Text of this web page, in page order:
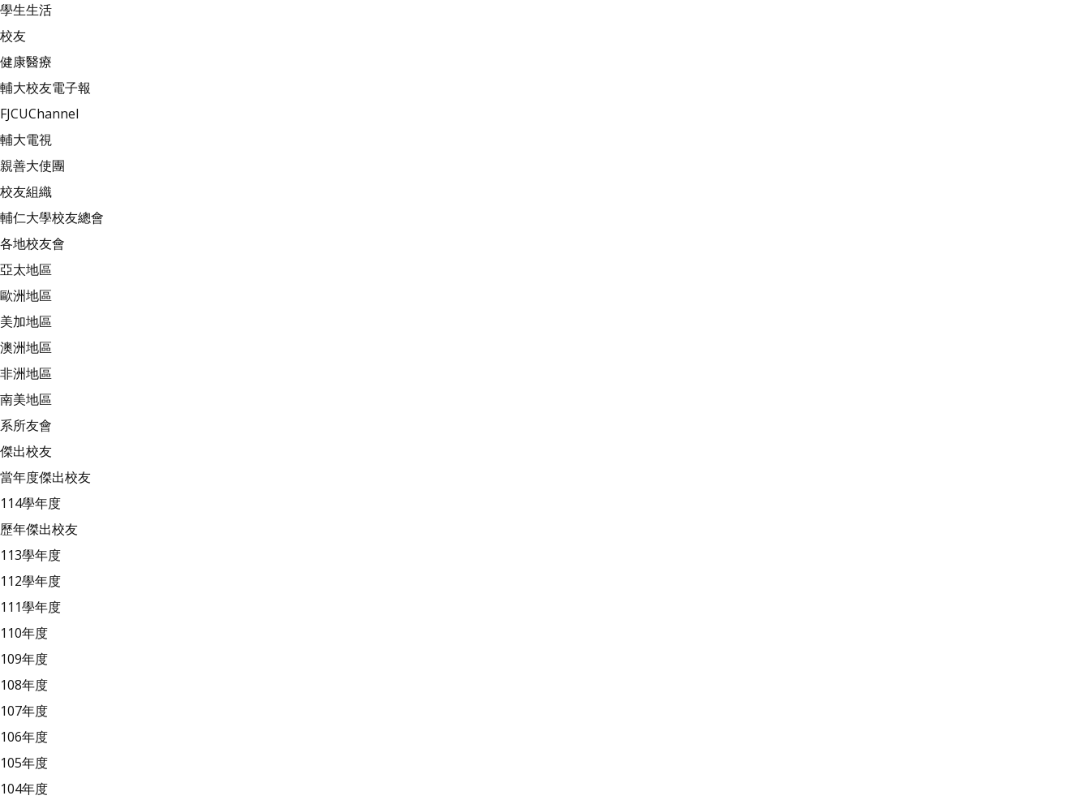
學生生活
校友
健康醫療
輔大校友電子報
FJCUChannel
輔大電視
親善大使團
校友組織
輔仁大學校友總會
各地校友會
亞太地區
歐洲地區
美加地區
澳洲地區
非洲地區
南美地區
系所友會
傑出校友
當年度傑出校友
114學年度
歷年傑出校友
113學年度
112學年度
111學年度
110年度
109年度
108年度
107年度
106年度
105年度
104年度